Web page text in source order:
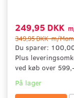
249,95 DKK
349,95 DKKm/
Du sparer:
Plus
ved køb over 599,-
På lager